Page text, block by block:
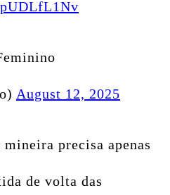
August 12, 2025
precisa apenas
de volta das